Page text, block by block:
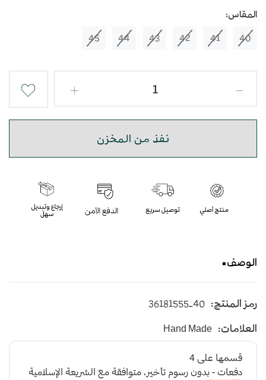
المقاس:
40
41
42
43
44
45
نفذ من المخزن
الوصف
يأتي بأرضية متوسطة الإرتفاع باللون الاسود
و طبقة اسفنجية عالية الجودة لتعطي شعور بالراحة
ومقاومة الإنزلاق و التآكل
رمز المنتج: 36181555-40
العلامات: Hand Made